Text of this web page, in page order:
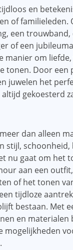
en
of familieleden.
een trouwband,
of een
manier om
tonen. Door een
juwelen het
gekoesterd
dan alleen
stijl, schoonheid,
nu gaat om het
aan een
of het tonen
tijdloze
bestaan. Met
en materialen
mogelijkheden